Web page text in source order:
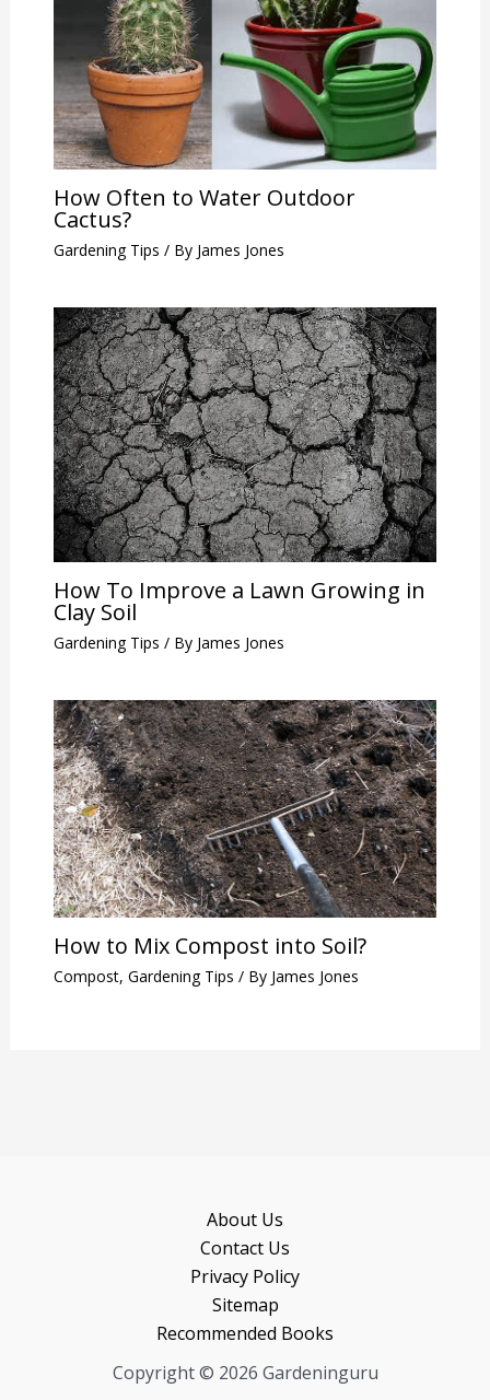
How Often to Water Outdoor
Cactus?
Gardening Tips / By James Jones
How To Improve a Lawn Growing in
Clay Soil
Gardening Tips / By James Jones
How to Mix Compost into Soil?
Compost, Gardening Tips / By James Jones
About Us
Contact Us
Privacy Policy
Sitemap
Recommended Books
Copyright © 2026 Gardeninguru